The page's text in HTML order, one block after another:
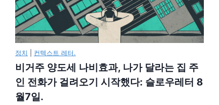
정치 컨텍스트 레터.
비거주 양도세 나비효과, 나가 달라는 집 주
인 전화가 걸려오기 시작했다: 슬로우레터 8
월7일.